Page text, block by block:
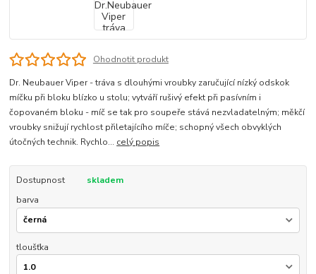
Ohodnotit produkt
Dr. Neubauer Viper - tráva s dlouhými vroubky zaručující nízký odskok
míčku při bloku blízko u stolu; vytváří rušivý efekt při pasívním i
čopovaném bloku - míč se tak pro soupeře stává nezvladatelným; měkčí
vroubky snižují rychlost přiletajícího míče; schopný všech obvyklých
útočných technik. Rychlo... celý popis
Dostupnost
skladem
barva
tloušťka